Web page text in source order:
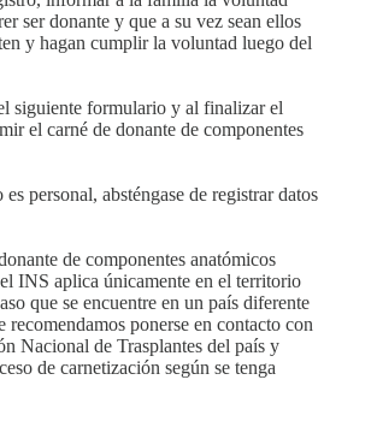
ser donante y que a su vez sean ellos
y hagan cumplir la voluntad luego del
siguiente formulario y al finalizar el
el carné de donante de componentes
es personal, absténgase de registrar datos
de componentes anatómicos
INS aplica únicamente en el territorio
que se encuentre en un país diferente
recomendamos ponerse en contacto con
Nacional de Trasplantes del país y
de carnetización según se tenga